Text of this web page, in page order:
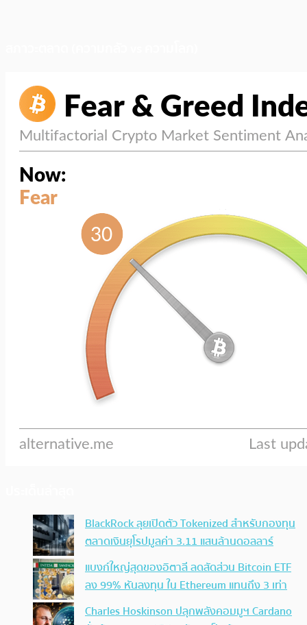
BlackRock ลุยเปิดตัว Tokenized สำหรับกองทุน
ตลาดเงินยุโรปมูลค่า 3.11 แสนล้านดอลลาร์
แบงก์ใหญ่สุดของอิตาลี ลดสัดส่วน Bitcoin ETF
ลง 99% หันลงทุน ใน Ethereum แทนถึง 3 เท่า
Charles Hoskinson ปลุกพลังคอมมูฯ Cardano